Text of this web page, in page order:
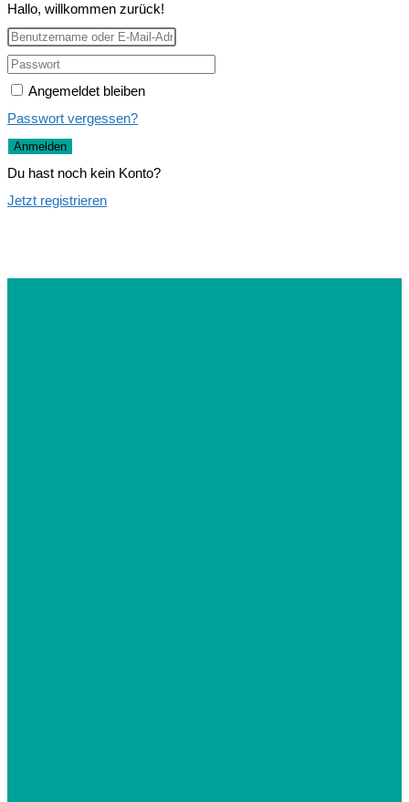
Hallo, willkommen zurück!
Angemeldet bleiben
Passwort vergessen?
Anmelden
Du hast noch kein Konto?
Jetzt registrieren